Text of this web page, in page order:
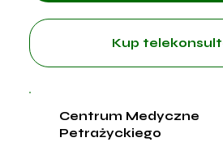
Kup
Centrum Medyczne
Petrażyckiego